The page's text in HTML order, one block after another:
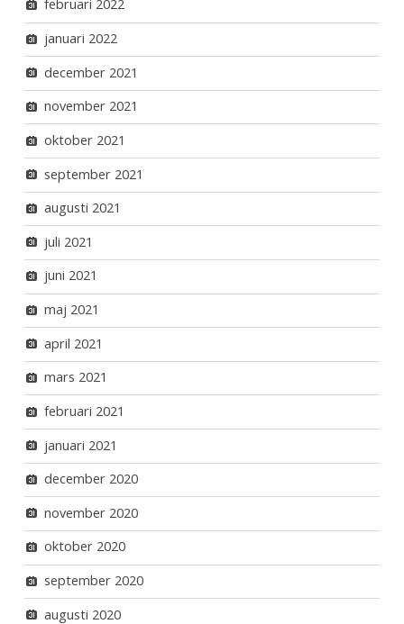
februari 2022
januari 2022
december 2021
november 2021
oktober 2021
september 2021
augusti 2021
juli 2021
juni 2021
maj 2021
april 2021
mars 2021
februari 2021
januari 2021
december 2020
november 2020
oktober 2020
september 2020
augusti 2020